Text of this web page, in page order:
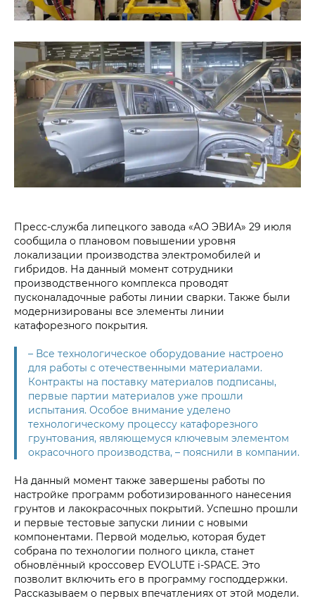
Пресс-служба липецкого завода «АО ЭВИА» 29 июля
сообщила о плановом повышении уровня
локализации производства электромобилей и
гибридов. На данный момент сотрудники
производственного комплекса проводят
пусконаладочные работы линии сварки. Также были
модернизированы все элементы линии
катафорезного покрытия.
– Все технологическое оборудование настроено
для работы с отечественными материалами.
Контракты на поставку материалов подписаны,
первые партии материалов уже прошли
испытания. Особое внимание уделено
технологическому процессу катафорезного
грунтования, являющемуся ключевым элементом
окрасочного производства, – пояснили в компании.
На данный момент также завершены работы по
настройке программ роботизированного нанесения
грунтов и лакокрасочных покрытий. Успешно прошли
и первые тестовые запуски линии с новыми
компонентами. Первой моделью, которая будет
собрана по технологии полного цикла, станет
обновлённый кроссовер EVOLUTE i‑SPACE. Это
позволит включить его в программу господдержки.
Рассказываем о первых впечатлениях от этой модели.